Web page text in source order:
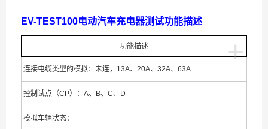
EV-TEST100电动汽车充电器测试功能描述
+
功能描述
连接电缆类型的模拟：未连，13A、20A、32A、63A
控制试点（CP）：A、B、C、D
模拟车辆状态：